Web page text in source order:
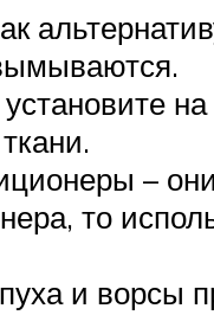
–
то
и ворсы